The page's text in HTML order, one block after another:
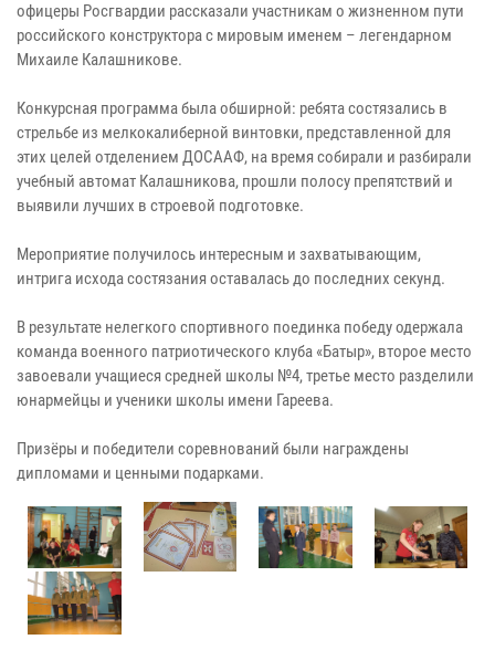
офицеры Росгвардии рассказали участникам о жизненном пути
российского конструктора с мировым именем – легендарном
Михаиле Калашникове.
Конкурсная программа была обширной: ребята состязались в
стрельбе из мелкокалиберной винтовки, представленной для
этих целей отделением ДОСААФ, на время собирали и разбирали
учебный автомат Калашникова, прошли полосу препятствий и
выявили лучших в строевой подготовке.
Мероприятие получилось интересным и захватывающим,
интрига исхода состязания оставалась до последних секунд.
В результате нелегкого спортивного поединка победу одержала
команда военного патриотического клуба «Батыр», второе место
завоевали учащиеся средней школы №4, третье место разделили
юнармейцы и ученики школы имени Гареева.
Призёры и победители соревнований были награждены
дипломами и ценными подарками.